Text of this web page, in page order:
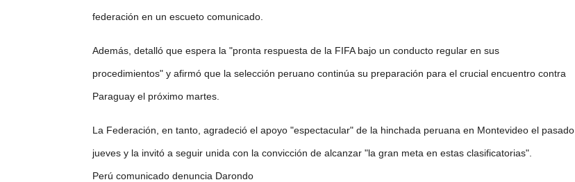
federación en un escueto comunicado.
Además, detalló que espera la "pronta respuesta de la FIFA bajo un conducto regular en sus
procedimientos" y afirmó que la selección peruano continúa su preparación para el crucial encuentro contra
Paraguay el próximo martes.
La Federación, en tanto, agradeció el apoyo "espectacular" de la hinchada peruana en Montevideo el pasado
jueves y la invitó a seguir unida con la convicción de alcanzar "la gran meta en estas clasificatorias".
Perú comunicado denuncia Darondo